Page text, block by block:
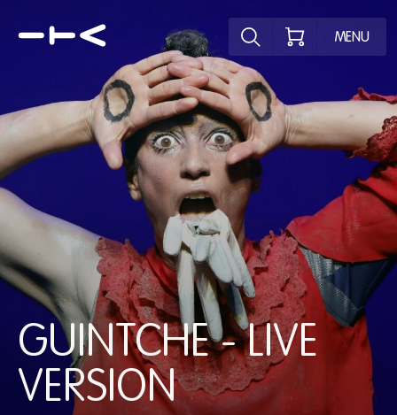
Ontdek het
MENU
GUINTCHE - LIVE
VERSION